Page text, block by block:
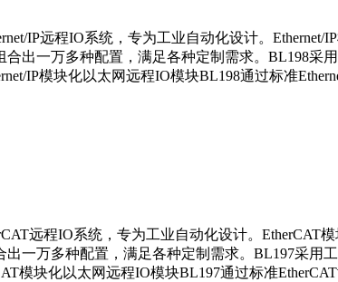
IP远程IO系统，专为工业自动化设计。
出一万多种配置，满足各种定制需求。BL198采
IP模块化以太网远程IO模块BL198通过标准
远程IO系统，专为工业自动化设计。EtherCAT
一万多种配置，满足各种定制需求。BL197采用
模块化以太网远程IO模块BL197通过标准